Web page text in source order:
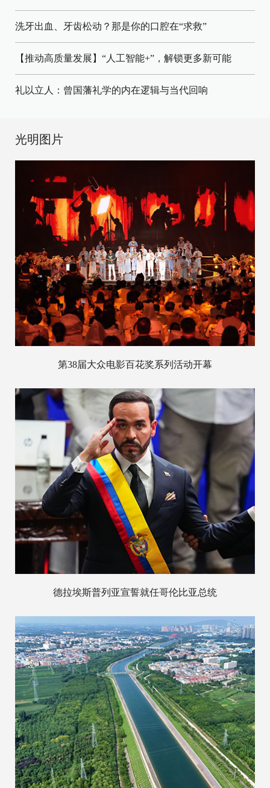
洗牙出血、牙齿松动？那是你的口腔在“求救”
【推动高质量发展】“人工智能+”，解锁更多新可能
礼以立人：曾国藩礼学的内在逻辑与当代回响
光明图片
第38届大众电影百花奖系列活动开幕
德拉埃斯普列亚宣誓就任哥伦比亚总统